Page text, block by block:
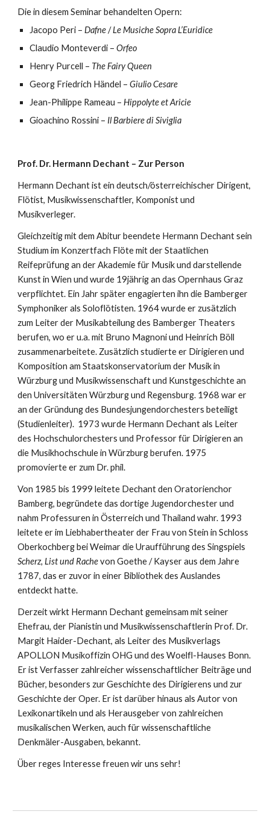
Die in diesem Seminar behandelten Opern:
Jacopo Peri –Dafne/Le Musiche Sopra L’Euridice
Claudio Monteverdi –Orfeo
Henry Purcell – The Fairy Queen
Georg Friedrich Händel –Giulio Cesare
Jean-Philippe Rameau –Hippolyte et Aricie
Gioachino Rossini – Il Barbiere di Siviglia
Prof. Dr. Hermann Dechant – Zur Person
Hermann Dechant ist ein deutsch/österreichischer Dirigent,
Flötist, Musikwissenschaftler, Komponist und
Musikverleger.
Gleichzeitig mit dem Abitur beendete Hermann Dechant sein
Studium im Konzertfach Flöte mit der Staatlichen
Reifeprüfung an der Akademie für Musik und darstellende
Kunst in Wien und wurde 19jährig an das Opernhaus Graz
verpflichtet. Ein Jahr später engagierten ihn die Bamberger
Symphoniker als Soloflötisten. 1964 wurde er zusätzlich
zum Leiter der Musikabteilung des Bamberger Theaters
berufen, wo er u.a. mit Bruno Magnoni und Heinrich Böll
zusammenarbeitete. Zusätzlich studierte er Dirigieren und
Komposition am Staatskonservatorium der Musik in
Würzburg und Musikwissenschaft und Kunstgeschichte an
den Universitäten Würzburg und Regensburg. 1968 war er
an der Gründung des Bundesjungendorchesters beteiligt
(Studienleiter). 1973 wurde Hermann Dechant als Leiter
des Hochschulorchesters und Professor für Dirigieren an
die Musikhochschule in Würzburg berufen. 1975
promovierte er zum Dr. phil.
Von 1985 bis 1999 leitete Dechant den Oratorienchor
Bamberg, begründete das dortige Jugendorchester und
nahm Professuren in Österreich und Thailand wahr. 1993
leitete er im Liebhabertheater der Frau von Stein in Schloss
Oberkochberg bei Weimar die Uraufführung des Singspiels
Scherz, List und Rachevon Goethe / Kayser aus dem Jahre
1787, das er zuvor in einer Bibliothek des Auslandes
entdeckt hatte.
Derzeit wirkt Hermann Dechant gemeinsam mit seiner
Ehefrau, der Pianistin und Musikwissenschaftlerin Prof. Dr.
Margit Haider-Dechant, als Leiter des Musikverlags
APOLLON Musikoffizin OHG und des Woelfl-Hauses Bonn.
Er ist Verfasser zahlreicher wissenschaftlicher Beiträge und
Bücher, besonders zur Geschichte des Dirigierens und zur
Geschichte der Oper. Er ist darüber hinaus als Autor von
Lexikonartikeln und als Herausgeber von zahlreichen
musikalischen Werken, auch für wissenschaftliche
Denkmäler-Ausgaben, bekannt.
Über reges Interesse freuen wir uns sehr!